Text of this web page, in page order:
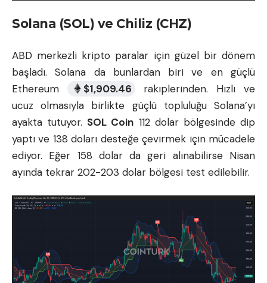
Solana (SOL) ve Chiliz (CHZ)
ABD merkezli kripto paralar için güzel bir dönem
başladı. Solana da bunlardan biri ve en güçlü
Ethereum
$1,909.46
rakiplerinden. Hızlı ve
ucuz olmasıyla birlikte güçlü topluluğu Solana’yı
ayakta tutuyor. SOL Coin 112 dolar bölgesinde dip
yaptı ve 138 doları desteğe çevirmek için mücadele
ediyor. Eğer 158 dolar da geri alınabilirse Nisan
ayında tekrar 202-203 dolar bölgesi test edilebilir.